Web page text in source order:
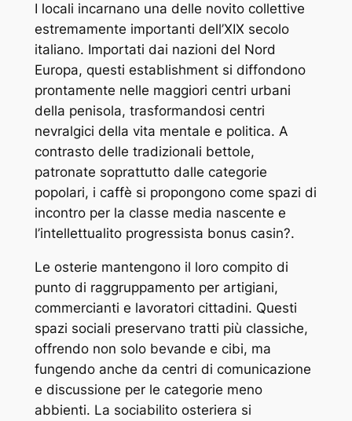
I locali incarnano una delle novito collettive
estremamente importanti dell’XIX secolo
italiano. Importati dai nazioni del Nord
Europa, questi establishment si diffondono
prontamente nelle maggiori centri urbani
della penisola, trasformandosi centri
nevralgici della vita mentale e politica. A
contrasto delle tradizionali bettole,
patronate soprattutto dalle categorie
popolari, i caffè si propongono come spazi di
incontro per la classe media nascente e
l’intellettualito progressista bonus casin?.
Le osterie mantengono il loro compito di
punto di raggruppamento per artigiani,
commercianti e lavoratori cittadini. Questi
spazi sociali preservano tratti più classiche,
offrendo non solo bevande e cibi, ma
fungendo anche da centri di comunicazione
e discussione per le categorie meno
abbienti. La sociabilito osteriera si